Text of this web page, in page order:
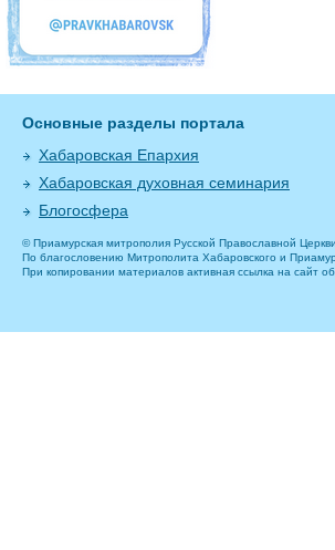
Основные разделы портала
Хабаровская Епархия
Хабаровская духовная семинария
Блогосфера
© Приамурская митрополия Русской Православной
По благословению Митрополита Хабаровского и
При копировании материалов активная ссылка на сайт